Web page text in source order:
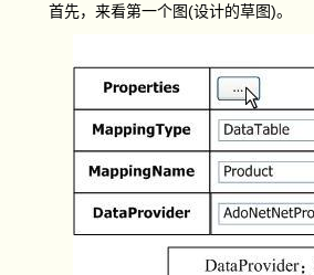
首先，来看第一个图(设计的草图)。